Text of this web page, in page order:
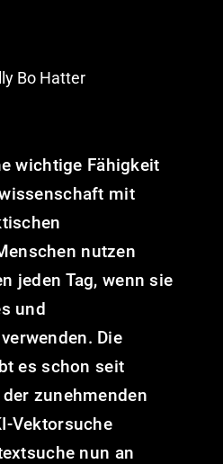
Bo Hatter
wichtige Fähigkeit
mit
nutzen
jeden Tag, wenn sie
und
Die
es schon seit
zunehmenden
Vektorsuche
nun an